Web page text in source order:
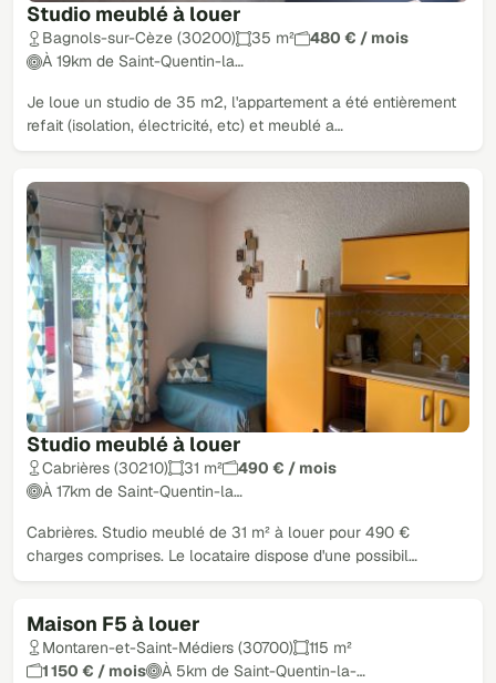
Studio meublé à louer
Bagnols-sur-Cèze (30200) 35 m²
480 € / mois
À 19km de Saint-Quentin-la…
Je loue un studio de 35 m2, l'appartement a été entièrement
refait (isolation, électricité, etc) et meublé a…
Studio meublé à louer
Cabrières (30210) 31 m²
490 € / mois
À 17km de Saint-Quentin-la…
Cabrières. Studio meublé de 31 m² à louer pour 490 €
charges comprises. Le locataire dispose d'une possibil…
Maison F5 à louer
Loué
Montaren-et-Saint-Médiers (30700)
115 m²
1 150 € / mois
À 5km de Saint-Quentin-la-…